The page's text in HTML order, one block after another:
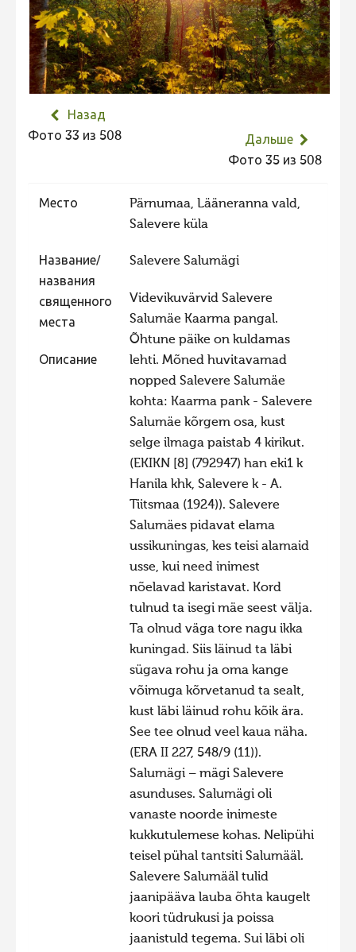
Не учитываются 2023
Видео 2023
Фотоконкурс 2022
Фотоконкурс 2020
Фотоконкурс 2019
Фотоконкурс 2018
Фотоконкурс 2017
Фотоконкурс 2015
Фотоконкурс 2014
Фотоконкурс 2012
Фотоконкурс 2011
Фотоконкурс 2009
Фотоконкурс 2008
Назад
Фото 33 из 508
Дальше
Фото 35 из 508
Место
Pärnumaa, Lääneranna vald,
Salevere küla
Название/
названия
священного
места
Salevere Salumägi
Описание
Videvikuvärvid Salevere
Salumäe Kaarma pangal.
Õhtune päike on kuldamas
lehti. Mõned huvitavamad
nopped Salevere Salumäe
kohta: Kaarma pank - Salevere
Salumäe kõrgem osa, kust
selge ilmaga paistab 4 kirikut.
(EKIKN [8] (792947) han eki1 k
Hanila khk, Salevere k - A.
Tiitsmaa (1924)). Salevere
Salumäes pidavat elama
ussikuningas, kes teisi alamaid
usse, kui need inimest
nõelavad karistavat. Kord
tulnud ta isegi mäe seest välja.
Ta olnud väga tore nagu ikka
kuningad. Siis läinud ta läbi
sügava rohu ja oma kange
võimuga kõrvetanud ta sealt,
kust läbi läinud rohu kõik ära.
See tee olnud veel kaua näha.
(ERA II 227, 548/9 (11)).
Salumägi – mägi Salevere
asunduses. Salumägi oli
vanaste noorde inimeste
kukkutulemese kohas. Nelipühi
teisel pühal tantsiti Salumääl.
Salevere Salumääl tulid
jaanipääva lauba õhta kaugelt
koori tüdrukusi ja poissa
jaanistuld tegema. Sui läbi oli